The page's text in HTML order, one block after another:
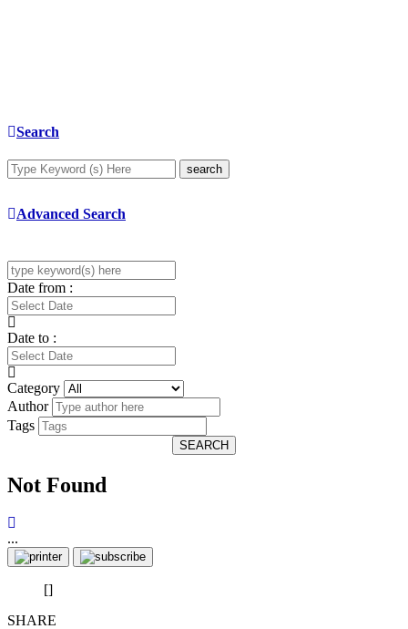
Search
search
Advanced Search
Date from :
Date to :
Category
Author
Tags
SEARCH
Not Found
...
[]
SHARE